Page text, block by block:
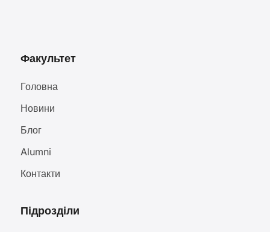
Факультет
Головна
Новини
Блог
Alumni
Контакти
Підрозділи